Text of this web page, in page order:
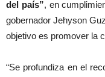
del país”, en
gobernador Jehyson
objetivo es promover la
“Se profundiza en el